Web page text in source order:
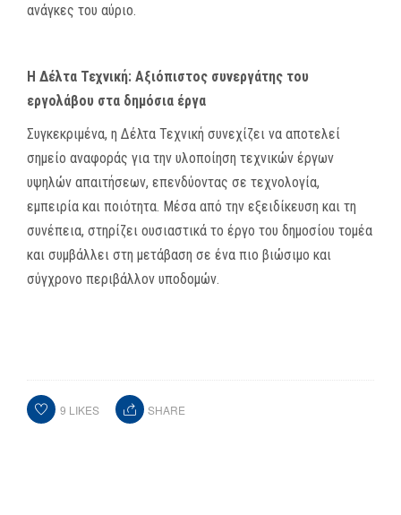
ανάγκες του αύριο.
Η Δέλτα Τεχνική: Αξιόπιστος συνεργάτης του
εργολάβου στα δημόσια έργα
Συγκεκριμένα, η Δέλτα Τεχνική συνεχίζει να αποτελεί
σημείο αναφοράς για την υλοποίηση τεχνικών έργων
υψηλών απαιτήσεων, επενδύοντας σε τεχνολογία,
εμπειρία και ποιότητα. Μέσα από την εξειδίκευση και τη
συνέπεια, στηρίζει ουσιαστικά το έργο του δημοσίου τομέα
και συμβάλλει στη μετάβαση σε ένα πιο βιώσιμο και
σύγχρονο περιβάλλον υποδομών.
9 LIKES SHARE